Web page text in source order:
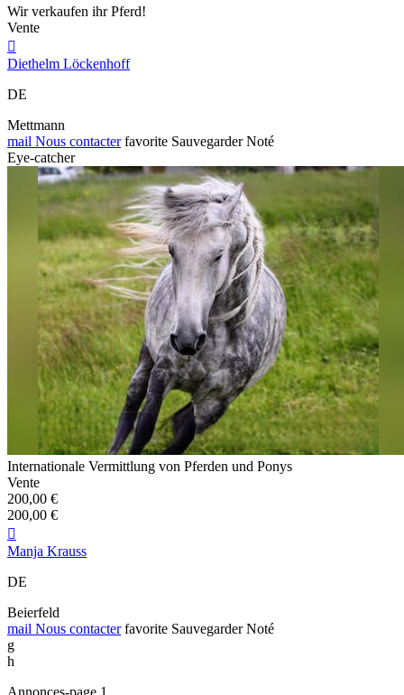
Wir verkaufen ihr Pferd!
Vente

Diethelm Löckenhoff
DE
Mettmann
mail Nous contacter favorite Sauvegarder Noté
Eye-catcher
Internationale Vermittlung von Pferden und Ponys
Vente
200,00 €
200,00 €

Manja Krauss
DE
Beierfeld
mail Nous contacter favorite Sauvegarder Noté
g
h
Annonces-page 1